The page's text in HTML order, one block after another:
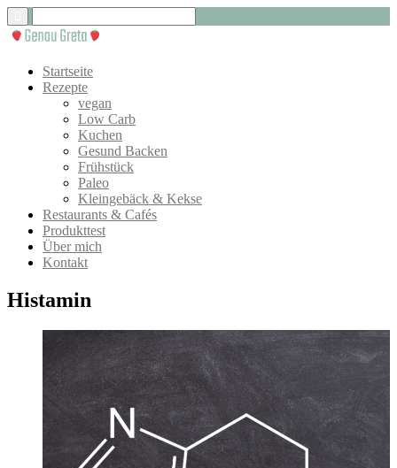
Startseite
Rezepte
vegan
Low Carb
Kuchen
Gesund Backen
Frühstück
Paleo
Kleingebäck & Kekse
Restaurants & Cafés
Produkttest
Über mich
Kontakt
Histamin